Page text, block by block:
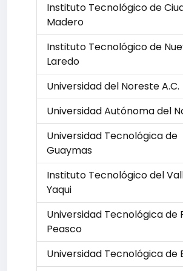
Instituto Tecnológico de
Madero
Instituto Tecnológico de
Laredo
Universidad del Noreste A.C.
Universidad Autónoma del
Universidad Tecnológica de
Guaymas
Instituto Tecnológico del
Yaqui
Universidad Tecnológica de
Peasco
Universidad Tecnológica de